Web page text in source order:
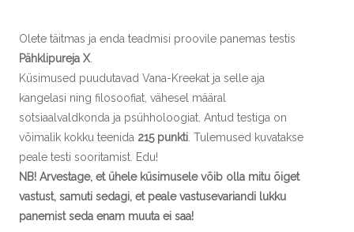
Olete täitmas ja enda teadmisi proovile panemas testis
Pähklipureja X
Küsimused puudutavad Vana-Kreekat ja selle aja
kangelasi ning filosoofiat, vähesel määral
sotsiaalvaldkonda ja psühholoogiat. Antud testiga on
võimalik kokku teenida 215 punkti . Tulemused kuvatakse
peale testi sooritamist. Edu!
NB! Arvestage, et ühele küsimusele võib olla mitu õiget
vastust, samuti sedagi, et peale vastusevariandi lukku
panemist seda enam muuta ei saa!